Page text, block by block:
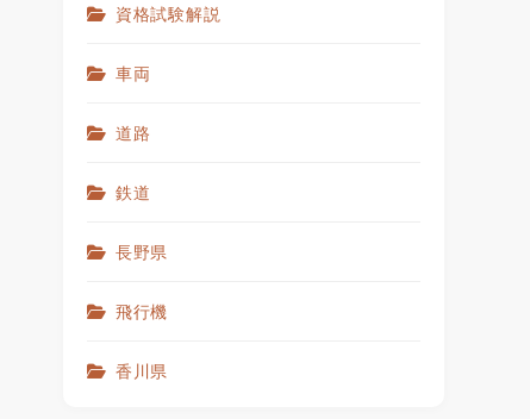
資格試験解説
車両
道路
鉄道
長野県
飛行機
香川県